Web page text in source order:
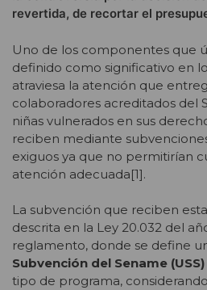
revertida, de recortar el
Uno de los componentes que
definido como significativo en
atraviesa la atención que
colaboradores acreditados del
niñas vulnerados en sus
reciben mediante
exiguos ya que no permitirían
atención adecuada[1].
La subvención que reciben
descrita en la Ley 20.032 del
reglamento, donde se define
Subvención del Sename (USS)
tipo de programa,